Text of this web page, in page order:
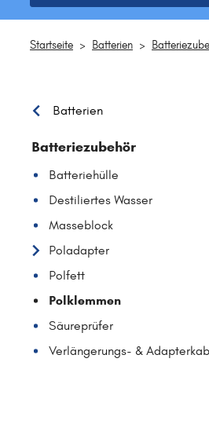
Startseite > Batterien >
Batterien
Batteriezubehör
Batteriehülle
Destiliertes Wasser
Masseblock
Poladapter
Polfett
Polklemmen
Säureprüfer
Verlängerungs- &